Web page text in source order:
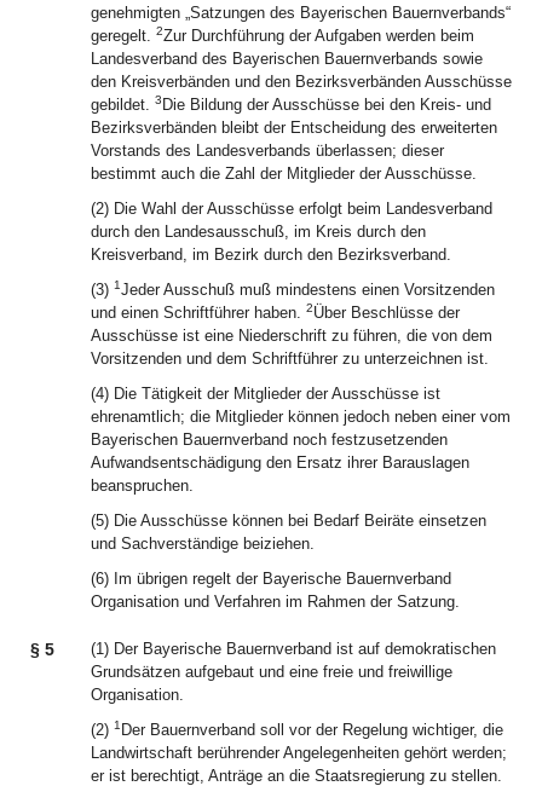
genehmigten „Satzungen des Bayerischen Bauernverbands“
geregelt. 2Zur Durchführung der Aufgaben werden beim
Landesverband des Bayerischen Bauernverbands sowie
den Kreisverbänden und den Bezirksverbänden Ausschüsse
gebildet. 3 Die Bildung der Ausschüsse bei den Kreis- und
Bezirksverbänden bleibt der Entscheidung des erweiterten
Vorstands des Landesverbands überlassen; dieser
bestimmt auch die Zahl der Mitglieder der Ausschüsse.
(2) Die Wahl der Ausschüsse erfolgt beim Landesverband
durch den Landesausschuß, im Kreis durch den
Kreisverband, im Bezirk durch den Bezirksverband.
(3) 1Jeder Ausschuß muß mindestens einen Vorsitzenden
und einen Schriftführer haben. 2Über Beschlüsse der
Ausschüsse ist eine Niederschrift zu führen, die von dem
Vorsitzenden und dem Schriftführer zu unterzeichnen ist.
(4) Die Tätigkeit der Mitglieder der Ausschüsse ist
ehrenamtlich; die Mitglieder können jedoch neben einer vom
Bayerischen Bauernverband noch festzusetzenden
Aufwandsentschädigung den Ersatz ihrer Barauslagen
beanspruchen.
(5) Die Ausschüsse können bei Bedarf Beiräte einsetzen
und Sachverständige beiziehen.
(6) Im übrigen regelt der Bayerische Bauernverband
Organisation und Verfahren im Rahmen der Satzung.
§ 5
(1) Der Bayerische Bauernverband ist auf demokratischen
Grundsätzen aufgebaut und eine freie und freiwillige
Organisation.
(2) 1 Der Bauernverband soll vor der Regelung wichtiger, die
Landwirtschaft berührender Angelegenheiten gehört werden;
er ist berechtigt, Anträge an die Staatsregierung zu stellen.